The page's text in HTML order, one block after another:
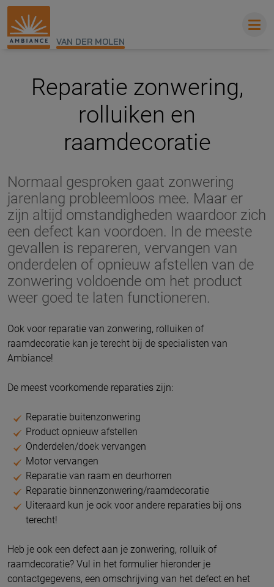
VAN DER MOLEN
Reparatie zonwering,
rolluiken en
raamdecoratie
Normaal gesproken gaat zonwering
jarenlang probleemloos mee. Maar er
zijn altijd omstandigheden waardoor zich
een defect kan voordoen. In de meeste
gevallen is repareren, vervangen van
onderdelen of opnieuw afstellen van de
zonwering voldoende om het product
weer goed te laten functioneren.
Ook voor reparatie van zonwering, rolluiken of
raamdecoratie kan je terecht bij de specialisten van
Ambiance!
De meest voorkomende reparaties zijn:
Reparatie buitenzonwering
Product opnieuw afstellen
Onderdelen/doek vervangen
Motor vervangen
Reparatie van raam en deurhorren
Reparatie binnenzonwering/raamdecoratie
Uiteraard kun je ook voor andere reparaties bij ons
terecht!
Heb je ook een defect aan je zonwering, rolluik of
raamdecoratie? Vul in het formulier hieronder je
contactgegevens, een omschrijving van het defect en het